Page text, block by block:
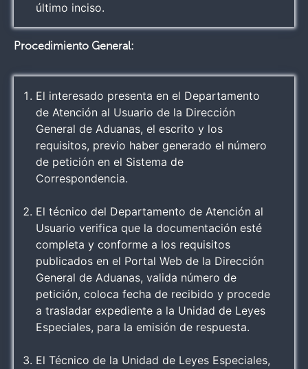
último inciso.
Procedimiento General:
El interesado presenta en el Departamento
de Atención al Usuario de la Dirección
General de Aduanas, el escrito y los
requisitos, previo haber generado el número
de petición en el Sistema de
Correspondencia.
El técnico del Departamento de Atención al
Usuario verifica que la documentación esté
completa y conforme a los requisitos
publicados en el Portal Web de la Dirección
General de Aduanas, valida número de
petición, coloca fecha de recibido y procede
a trasladar expediente a la Unidad de Leyes
Especiales, para la emisión de respuesta.
El Técnico de la Unidad de Leyes Especiales,